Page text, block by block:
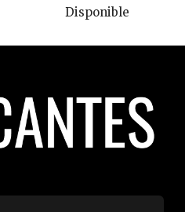
Disponible